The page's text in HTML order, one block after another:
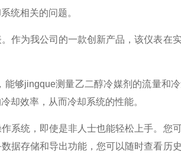
统相关的问题。
作为我公司的一款创新产品，该仪表在
够jingque测量乙二醇冷媒剂的流量和
却效率，从而冷却系统的性能。
系统，即使是非人士也能轻松上手。您
据存储和导出功能，您可以随时查看历